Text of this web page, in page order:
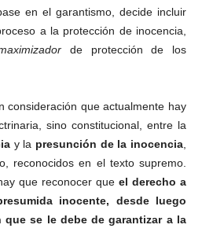
en el garantismo, decide incluir
a la protección de inocencia,
de protección de los
consideración que actualmente hay
sino constitucional, entre la
y la presunción de la inocencia
reconocidos en el texto supremo.
que reconocer que el derecho a
inocente, desde luego
se le debe de garantizar a la